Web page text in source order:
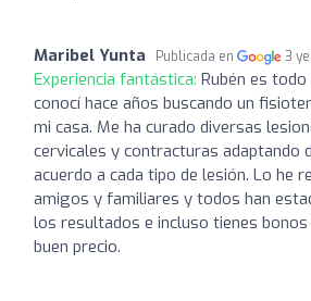
Maribel Yunta Publicada en 3
Experiencia fantástica: Rubén es
conocí hace años buscando un
mi casa. Me ha curado diversas
cervicales y contracturas adaptando
acuerdo a cada tipo de lesión. Lo he
amigos y familiares y todos han
los resultados e incluso tienes bonos
buen precio.